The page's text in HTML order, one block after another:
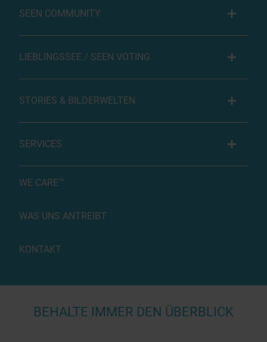
SEEN COMMUNITY
LIEBLINGSSEE / SEEN VOTING
STORIES & BILDERWELTEN
SERVICES
WE CARE™
WAS UNS ANTREIBT
KONTAKT
BEHALTE IMMER DEN ÜBERBLICK